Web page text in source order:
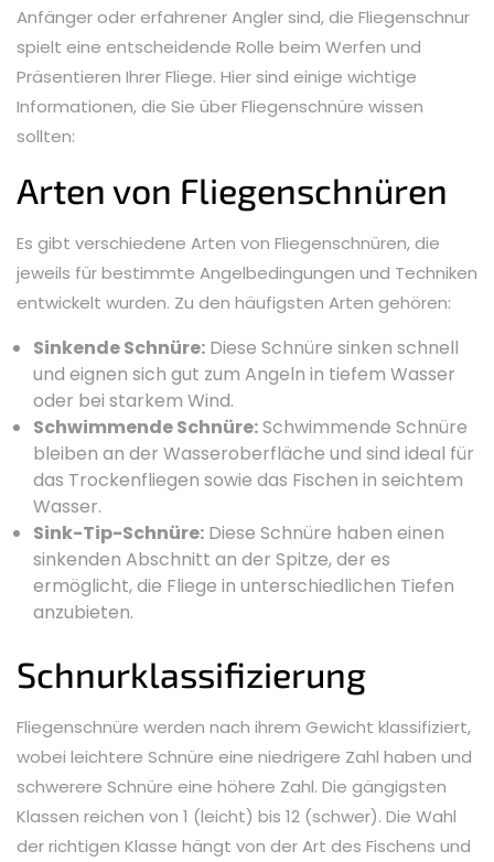
Anfänger oder erfahrener Angler sind, die Fliegenschnur
spielt eine entscheidende Rolle beim Werfen und
Präsentieren Ihrer Fliege. Hier sind einige wichtige
Informationen, die Sie über Fliegenschnüre wissen
sollten:
Arten von Fliegenschnüren
Es gibt verschiedene Arten von Fliegenschnüren, die
jeweils für bestimmte Angelbedingungen und Techniken
entwickelt wurden. Zu den häufigsten Arten gehören:
Sinkende Schnüre: Diese Schnüre sinken schnell
und eignen sich gut zum Angeln in tiefem Wasser
oder bei starkem Wind.
Schwimmende Schnüre:Schwimmende Schnüre
bleiben an der Wasseroberfläche und sind ideal für
das Trockenfliegen sowie das Fischen in seichtem
Wasser.
Sink-Tip-Schnüre: Diese Schnüre haben einen
sinkenden Abschnitt an der Spitze, der es
ermöglicht, die Fliege in unterschiedlichen Tiefen
anzubieten.
Schnurklassifizierung
Fliegenschnüre werden nach ihrem Gewicht klassifiziert,
wobei leichtere Schnüre eine niedrigere Zahl haben und
schwerere Schnüre eine höhere Zahl. Die gängigsten
Klassen reichen von 1 (leicht) bis 12 (schwer). Die Wahl
der richtigen Klasse hängt von der Art des Fischens und